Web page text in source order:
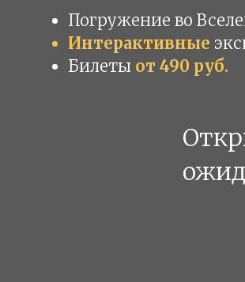
Погружение во
Интерактивные
Билеты от 490 руб.